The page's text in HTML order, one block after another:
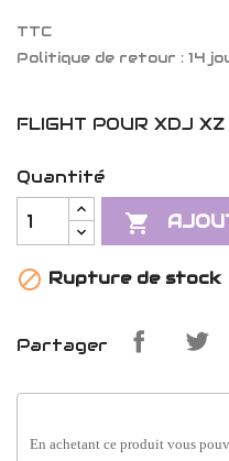
TTC
Politique de retour : 14
FLIGHT POUR XDJ XZ
Quantité

 Rupture de stock
Partager
En achetant ce produit vous